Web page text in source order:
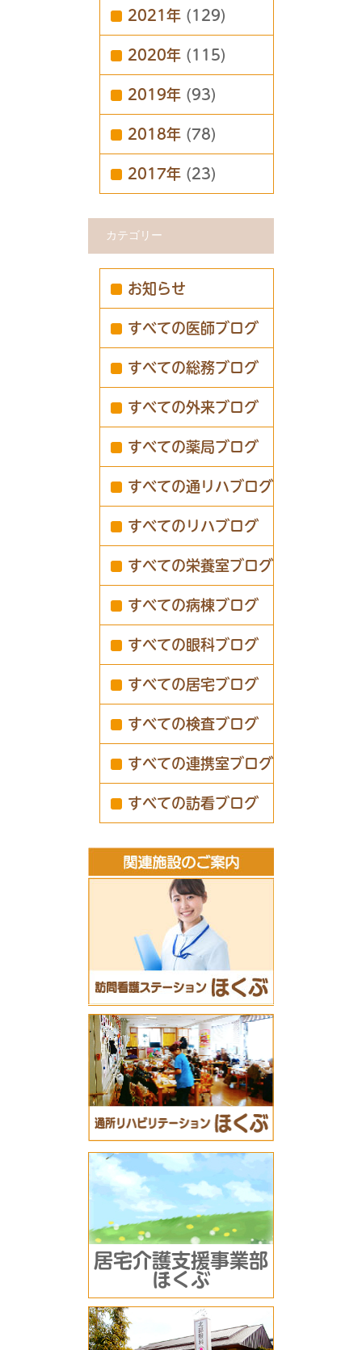
2021年 (129)
2020年 (115)
2019年 (93)
2018年 (78)
2017年 (23)
カテゴリー
お知らせ
すべての医師ブログ
すべての総務ブログ
すべての外来ブログ
すべての薬局ブログ
すべての通リハブログ
すべてのリハブログ
すべての栄養室ブログ
すべての病棟ブログ
すべての眼科ブログ
すべての居宅ブログ
すべての検査ブログ
すべての連携室ブログ
すべての訪看ブログ
居宅介護支援事業部
ほくぶ